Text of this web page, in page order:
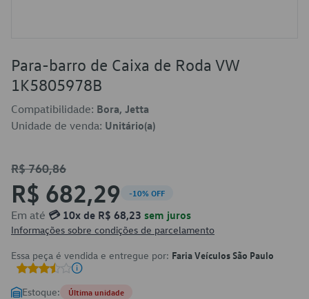
Para-barro de Caixa de Roda VW
1K5805978B
Compatibilidade: Bora, Jetta
Unidade de venda: Unitário(a)
R$ 760,86
R$ 682,29 -10% OFF
Em até 💳 10x de R$ 68,23 sem juros
Informações sobre condições de parcelamento
Essa peça é vendida e entregue por: Faria Veículos São Paulo
Estoque: Última unidade